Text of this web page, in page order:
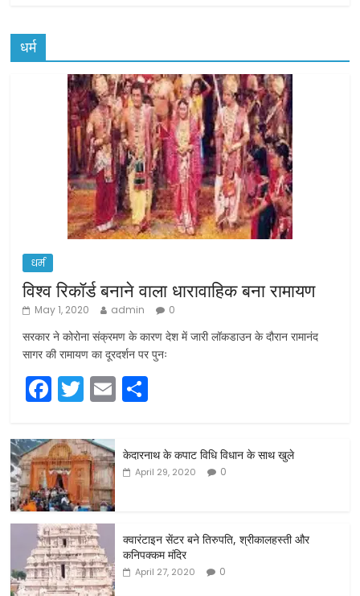
धर्म
धर्म
विश्व रिकॉर्ड बनाने वाला धारावाहिक बना रामायण
May 1, 2020 admin 0
सरकार ने कोरोना संक्रमण के कारण देश में जारी लॉकडाउन के दौरान रामानंद
सागर की रामायण का दूरदर्शन पर पुनः
F
a
c
e
b
o
o
k
T
w
itt
er
E
m
ai ar
e
केदारनाथ के कपाट विधि विधान के साथ खुले
April 29, 2020 0
क्वारंटाइन सेंटर बने तिरुपति, श्रीकालहस्ती और
कनिपक्कम मंदिर
April 27, 2020 0